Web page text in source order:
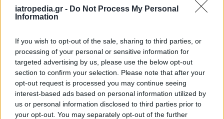
iatropedia.gr - Do Not Process My Personal
Information
If you wish to opt-out of the sale, sharing to third parties, or
processing of your personal or sensitive information for
targeted advertising by us, please use the below opt-out
section to confirm your selection. Please note that after your
opt-out request is processed you may continue seeing
interest-based ads based on personal information utilized by
us or personal information disclosed to third parties prior to
your opt-out. You may separately opt-out of the further
από τη μετάλλαξη αυτή είναι περίπου 1.000,
στοχευμένη σε συγκεκριμένες περιπτώσεις.
Ερωτηθείς αν καλύπτεται από τα εμβόλια, ο κ.
Μαγιορκίνης ανέφερε ότι μέχρι στιγμής οι
ασθενείς που έχουν εμβολιαστεί κι έχουν
μολυνθεί, τα έχουν πάει καλά, παρόλο που οι
περισσότεροι είναι μεγάλης ηλικίας.